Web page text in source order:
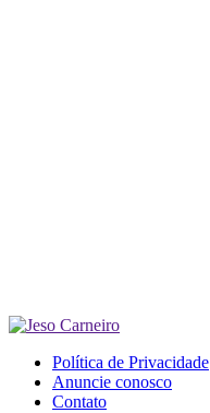
Política de Privacidade
Anuncie conosco
Contato